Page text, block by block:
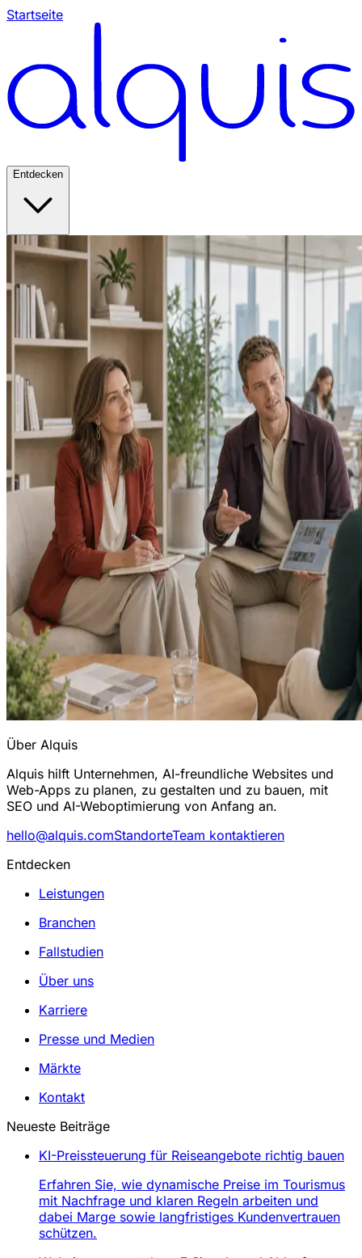
Startseite
Entdecken
Über Alquis
Alquis hilft Unternehmen, AI-freundliche Websites und
Web-Apps zu planen, zu gestalten und zu bauen, mit
SEO und AI-Weboptimierung von Anfang an.
hello@alquis.comStandorteTeam kontaktieren
Entdecken
Leistungen
Branchen
Fallstudien
Über uns
Karriere
Presse und Medien
Märkte
Kontakt
Neueste Beiträge
KI-Preissteuerung für Reiseangebote richtig bauen
Erfahren Sie, wie dynamische Preise im Tourismus
mit Nachfrage und klaren Regeln arbeiten und
dabei Marge sowie langfristiges Kundenvertrauen
schützen.